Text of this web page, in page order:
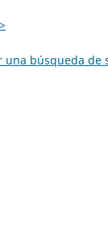
una búsqueda de